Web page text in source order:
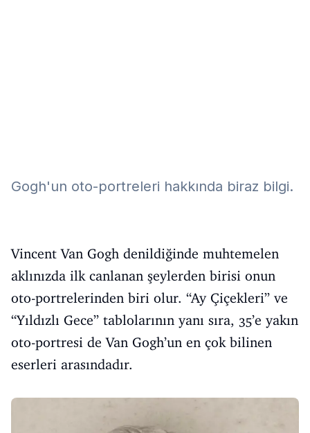
Gogh'un oto-portreleri hakkında biraz bilgi.
Vincent Van Gogh denildiğinde muhtemelen
aklınızda ilk canlanan şeylerden birisi onun
oto-portrelerinden biri olur. “Ay Çiçekleri” ve
“Yıldızlı Gece” tablolarının yanı sıra, 35’e yakın
oto-portresi de Van Gogh’un en çok bilinen
eserleri arasındadır.